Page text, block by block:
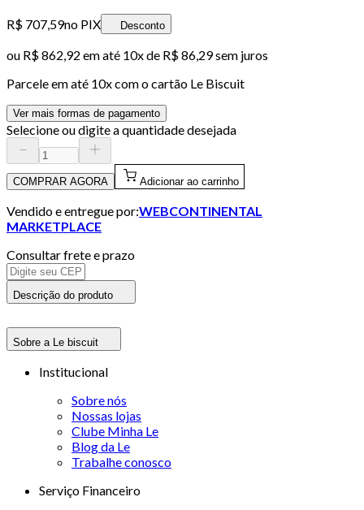
R$ 707,59no PIX Desconto
ou R$ 862,92 em até 10x de R$ 86,29 sem juros
Parcele em até 10x com o cartão Le Biscuit
Ver mais formas de pagamento
Selecione ou digite a quantidade desejada
COMPRAR AGORA Adicionar ao carrinho
Vendido e entregue por:WEBCONTINENTAL
MARKETPLACE
Consultar frete e prazo
Descrição do produto
Sobre a Le biscuit
Institucional
Sobre nós
Nossas lojas
Clube Minha Le
Blog da Le
Trabalhe conosco
Serviço Financeiro